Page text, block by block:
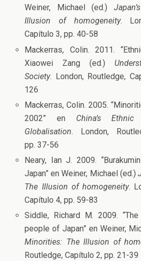
Weiner, Michael (ed.)
Illusion of homogeneity.
Capítulo 3, pp. 40-58
Mackerras, Colin. 2011.
Xiaowei Zang (ed.)
Society. London, Routledge,
126
Mackerras, Colin. 2005.
2002” en China’s
Globalisation. London,
pp. 37-56
Neary, Ian J. 2009.
Japan” en Weiner, Michael (ed.)
The Illusion of homogeneity.
Capítulo 4, pp. 59-83
Siddle, Richard M. 2009.
people of Japan” en Weiner,
Minorities: The Illusion of
Routledge, Capítulo 2, pp. 21-39